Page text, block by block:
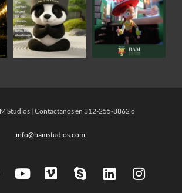
Studios | Contactanos en 312-255-8862 o
info@bamstudios.com